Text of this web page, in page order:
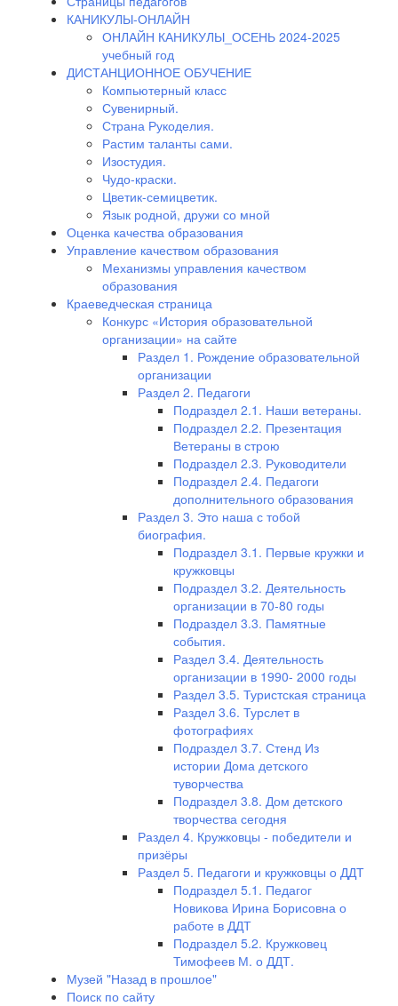
КАНИКУЛЫ-ОНЛАЙН
ОНЛАЙН КАНИКУЛЫ_ОСЕНЬ 2024-2025
учебный год
ДИСТАНЦИОННОЕ ОБУЧЕНИЕ
Компьютерный класс
Сувенирный.
Страна Рукоделия.
Растим таланты сами.
Изостудия.
Чудо-краски.
Цветик-семицветик.
Язык родной, дружи со мной
Оценка качества образования
Управление качеством образования
Механизмы управления качеством
образования
Краеведческая страница
Конкурс «История образовательной
организации» на сайте
Раздел 1. Рождение образовательной
организации
Раздел 2. Педагоги
Подраздел 2.1. Наши ветераны.
Подраздел 2.2. Презентация
Ветераны в строю
Подраздел 2.3. Руководители
Подраздел 2.4. Педагоги
дополнительного образования
Раздел 3. Это наша с тобой
биография.
Подраздел 3.1. Первые кружки и
кружковцы
Подраздел 3.2. Деятельность
организации в 70-80 годы
Подраздел 3.3. Памятные
события.
Раздел 3.4. Деятельность
организации в 1990- 2000 годы
Раздел 3.5. Туристская страница
Раздел 3.6. Турслет в
фотографиях
Подраздел 3.7. Стенд Из
истории Дома детского
туворчества
Подраздел 3.8. Дом детского
творчества сегодня
Раздел 4. Кружковцы - победители и
призёры
Раздел 5. Педагоги и кружковцы о ДДТ
Подраздел 5.1. Педагог
Новикова Ирина Борисовна о
работе в ДДТ
Подраздел 5.2. Кружковец
Тимофеев М. о ДДТ.
Музей "Назад в прошлое"
Поиск по сайту